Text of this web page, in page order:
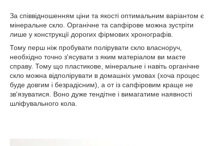
За співвідношенням ціни та якості оптимальним варіантом є
мінеральне скло. Органічне та сапфірове можна зустріти
лише у конструкції дорогих фірмових хронографів.
Тому перш ніж пробувати полірувати скло власноруч,
необхідно точно з'ясувати з яким матеріалом ви маєте
справу. Тому що пластикове, мінеральне і навіть органічне
скло можна відполірувати в домашніх умовах (хоча процес
буде довгим і безрадісним), а от із сапфіровим краще не
зв'язуватися. Воно дуже тендітне і вимагатиме наявності
шліфувального кола.